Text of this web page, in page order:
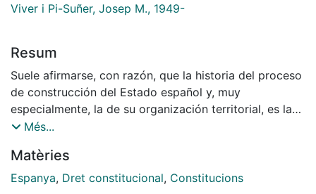
Viver i Pi-Suñer, Josep M., 1949-
Resum
Suele afirmarse, con razón, que la historia del proceso
de construcción del Estado español y, muy
especialmente, la de su organización territorial, es la
historia de un largo fracaso colectivo, jalonado de
principio de autonomía política, pretendió dar
respuesta, desde la modesta posición que al Derecho
Més...
Matèries
Espanya, Dret constitucional, Constitucions